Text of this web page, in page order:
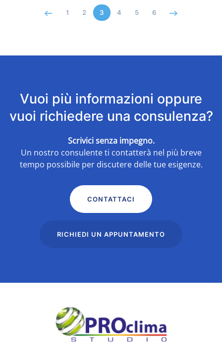
1 2 3 4 5 6
Vuoi più informazioni oppure
vuoi richiedere una consulenza?
Scrivici senza impegno.
Un nostro consulente ti contatterà nel più breve
tempo possibile per discutere delle tue esigenze.
CONTATTACI
RICHIEDI UN APPUNTAMENTO